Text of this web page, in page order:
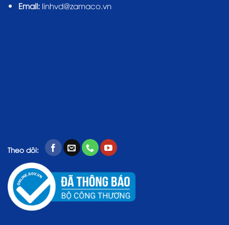
Email:linhvd@zamaco.vn
Theo dõi: